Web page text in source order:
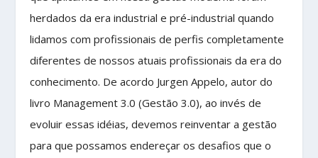
herdados da era industrial e pré-industrial quando
lidamos com profissionais de perfis completamente
diferentes de nossos atuais profissionais da era do
conhecimento. De acordo Jurgen Appelo, autor do
livro Management 3.0 (Gestão 3.0), ao invés de
evoluir essas idéias, devemos reinventar a gestão
para que possamos endereçar os desafios que o